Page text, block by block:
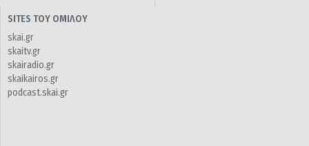
SITES ΤΟΥ ΟΜΙΛΟΥ
skai.gr
skaitv.gr
skairadio.gr
skaikairos.gr
podcast.skai.gr